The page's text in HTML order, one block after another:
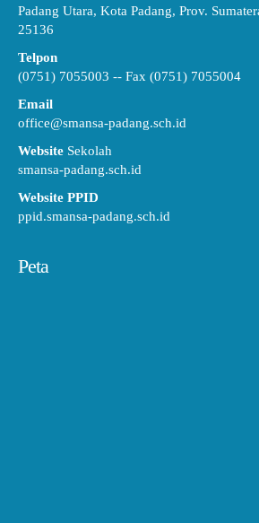
Padang Utara, Kota Padang, Prov.
25136
Telpon
(0751) 7055003 -- Fax (0751) 7055004
Email
office@smansa-padang.sch.id
Website Sekolah
smansa-padang.sch.id
Website PPID
ppid.smansa-padang.sch.id
Peta